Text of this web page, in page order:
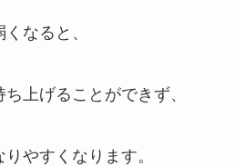
なると、
上げることができず、
りやすくなります。